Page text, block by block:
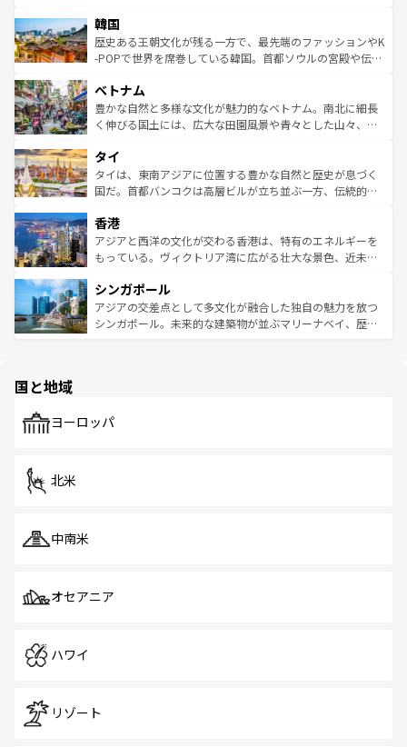
ワイを、存分に味わってほしい。 なお、新着のハワイ情報
はコンテンツ一覧を参照してほしい。
いる。アクティビティも充実しており、サーフィンやダイ
ビング、ハイキングなど、アウトドア好きにはたまらな
い。オーストラリアの多彩な魅力を存分に味わいつくそ
参照してほしい。
ン）、静ひつな山岳地帯である台湾東部など、都市の喧騒
と山間の静けさが共存しており、訪れる人に新しい発見と
驚きをもたらしてくれる。また、奥深い台湾の食文化も魅
容にもいいと評判のスイーツなど、バラエティ豊かな料理
が味わえる。 なお、新着の台湾情報は コンテンツ一覧を参
照してほしい。
韓国
歴史ある王朝文化が残る一方で、最先端のファッションやK
-POPで世界を席巻している韓国。首都ソウルの宮殿や伝統
き、地方に足を延ばせば四季折々の自然美を楽しむことが
できる。そして、キムチや焼肉、絶品のストリートフード
まで、さまざまな韓国料理が待っている。夜には、韓国な
リティに包まれながら、韓国の多彩な魅力を心ゆくまで味
わってみてほしい。 なお、新着の韓国情報はコンテンツ一
覧を参照してほしい。
ベトナム
豊かな自然と多様な文化が魅力的なベトナム。南北に細長
く伸びる国土には、広大な田園風景や青々とした山々、世
急速な発展と共に伝統が息づく。ハノイの古い町並みやホ
ーチミン市のフランス統治時代の建物も、独特の雰囲気を
醸し出している。また、バラエティの豊かさとおいしさで
とつ。フォーやバインミー、ベトナムコーヒーなどは、ぜ
ひ現地で味わいたい。どの地域を訪れてもあたたかい人々
が旅行者を迎えてくれるので、きっと忘れられない旅にな
参照してほしい。
タイ
タイは、東南アジアに位置する豊かな自然と歴史が息づく
国だ。首都バンコクは高層ビルが立ち並ぶ一方、伝統的な
の活気が交差している。北部ではチェンマイなどの山岳地
帯で自然と触れ合い、南部ではプーケットやクラビの美し
いビーチでリゾート気分を楽しむことができる。タイ料理
激する。気候は一年中温暖で、どの季節にも異なる楽しみ
が待っている。親しみやすいタイの人々、仏教を中心とし
た文化、そして多様な観光資源が、訪れる旅人を魅了し続
香港
アジアと西洋の文化が交わる香港は、特有のエネルギーを
もっている。ヴィクトリア湾に広がる壮大な景色、近未来
み、どこを訪れても感動するはず。観光スポットが密集し
ており、効率よく見どころを回れるのも魅力。息をのむよ
うな絶景から文化的な体験まで、香港を存分に楽しみ尽く
シンガポール
アジアの交差点として多文化が融合した独自の魅力を放つ
シンガポール。未来的な建築物が並ぶマリーナベイ、歴史
で、ホーカーズは地元の風情を楽しめる外せないスポット
国と地域
ヨーロッパ
北米
中南米
オセアニア
ハワイ
リゾート